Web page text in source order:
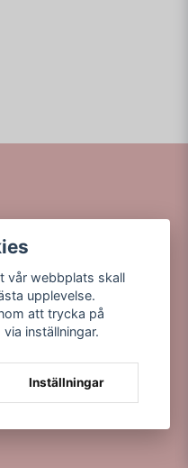
vår webbplats skall
upplevelse.
att trycka på
inställningar.
Inställningar